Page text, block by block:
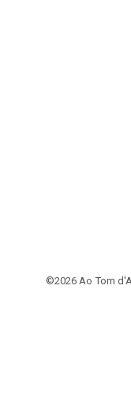
©2026 Ao Tom